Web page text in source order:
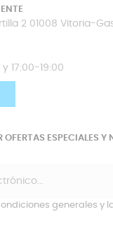
2 01008 Vitoria-
17:00-19:00
OFERTAS ESPECIALES Y
generales y